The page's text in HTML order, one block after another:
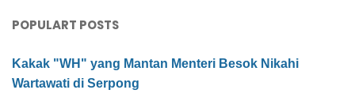
POPULART POSTS
Kakak "WH" yang Mantan Menteri Besok Nikahi
Wartawati di Serpong